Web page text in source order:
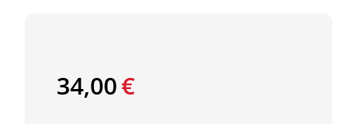
34,00€